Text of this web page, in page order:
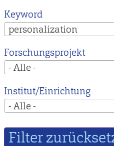
Keyword
personalization
Forschungsprojekt
- Alle -
Institut/Einrichtung
- Alle -